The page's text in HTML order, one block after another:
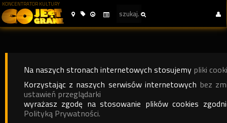
KONCENTRATOR KULTURY
Na naszych stronach internetowych stosujemy pliki
Korzystając z naszych serwisów internetowych bez
ustawień przeglądarki
wyrażasz zgodę na stosowanie plików cookies
Polityką Prywatności.